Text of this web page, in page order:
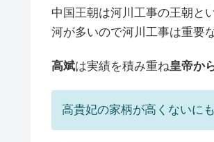
中国王朝は河川工事の王朝と
河が多いので河川工事は重要
高斌は実績を積み重ね皇帝か
高貴妃の家柄が高くないに